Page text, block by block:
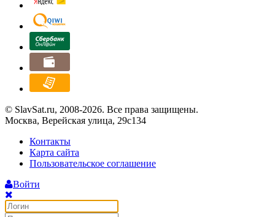
© SlavSat.ru, 2008-2026. Все права защищены.
Москва, Верейская улица, 29с134
Контакты
Карта сайта
Пользовательское соглашение
Войти